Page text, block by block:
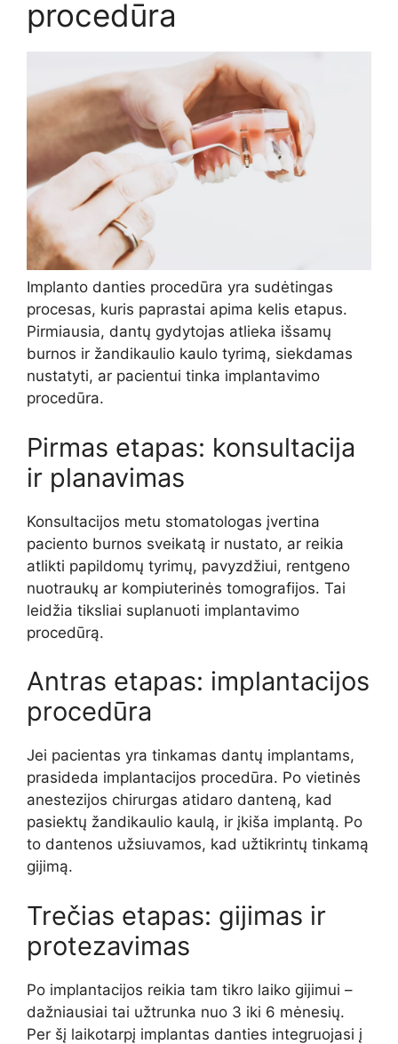
procedūra
Implanto danties procedūra yra sudėtingas
procesas, kuris paprastai apima kelis etapus.
Pirmiausia, dantų gydytojas atlieka išsamų
burnos ir žandikaulio kaulo tyrimą, siekdamas
nustatyti, ar pacientui tinka implantavimo
procedūra.
Pirmas etapas: konsultacija
ir planavimas
Konsultacijos metu stomatologas įvertina
paciento burnos sveikatą ir nustato, ar reikia
atlikti papildomų tyrimų, pavyzdžiui, rentgeno
nuotraukų ar kompiuterinės tomografijos. Tai
leidžia tiksliai suplanuoti implantavimo
procedūrą.
Antras etapas: implantacijos
procedūra
Jei pacientas yra tinkamas dantų implantams,
prasideda implantacijos procedūra. Po vietinės
anestezijos chirurgas atidaro danteną, kad
pasiektų žandikaulio kaulą, ir įkiša implantą. Po
to dantenos užsiuvamos, kad užtikrintų tinkamą
gijimą.
Trečias etapas: gijimas ir
protezavimas
Po implantacijos reikia tam tikro laiko gijimui –
dažniausiai tai užtrunka nuo 3 iki 6 mėnesių.
Per šį laikotarpį implantas danties integruojasi į